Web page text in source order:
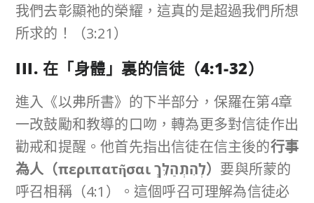
我們去彰顯祂的榮耀，這真的是超過我們所想
所求的！（3:21）
III. 在「身體」裏的信徒（4:1-32）
進入《以弗所書》的下半部分，保羅在第4章
一改鼓勵和教導的口吻，轉為更多對信徒作出
勸戒和提醒。他首先指出信徒在信主後的行事
為人（περιπατῆσαιלְהִתְהַלֵּךְ） 要與所蒙的
呼召相稱（4:1）。這個呼召可理解為信徒必